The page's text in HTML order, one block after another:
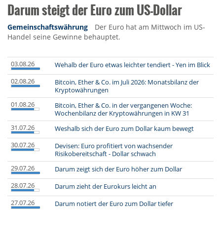
Darum steigt der Euro zum US-Dollar
Gemeinschaftswährung
Der Euro hat am Mittwoch im US-
Handel seine Gewinne behauptet.
03.08.26
Wehalb der Euro etwas leichter tendiert - Yen im Blick
02.08.26
Bitcoin, Ether & Co. im Juli 2026: Monatsbilanz der
Kryptowährungen
01.08.26
Bitcoin, Ether & Co. in der vergangenen Woche:
Wochenbilanz der Kryptowährungen in KW 31
31.07.26
Weshalb sich der Euro zum Dollar kaum bewegt
30.07.26
Devisen: Euro profitiert von wachsender
Risikobereitschaft - Dollar schwach
29.07.26
Darum zeigt sich der Euro höher zum Dollar
28.07.26
Darum zieht der Eurokurs leicht an
27.07.26
Darum notiert der Euro zum Dollar tiefer